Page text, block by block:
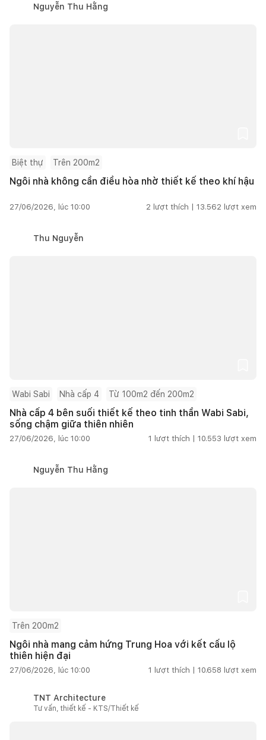
Nguyễn Thu Hằng
Biệt thự Trên 200m2
Ngôi nhà không cần điều hòa nhờ thiết kế theo khí hậu
27/06/2026, lúc 10:00 2 lượt thích | 13.562 lượt xem
Thu Nguyễn
Wabi Sabi Nhà cấp 4 Từ 100m2 đến 200m2
Nhà cấp 4 bên suối thiết kế theo tinh thần Wabi Sabi,
sống chậm giữa thiên nhiên
27/06/2026, lúc 10:00 1 lượt thích | 10.553 lượt xem
Nguyễn Thu Hằng
Trên 200m2
Ngôi nhà mang cảm hứng Trung Hoa với kết cấu lộ
thiên hiện đại
27/06/2026, lúc 10:00 1 lượt thích | 10.658 lượt xem
TNT Architecture
Tư vấn, thiết kế - KTS/Thiết kế